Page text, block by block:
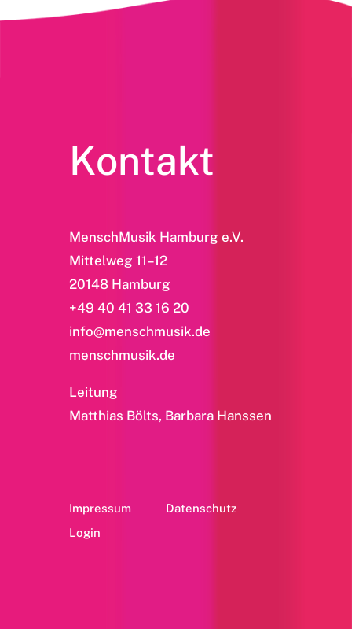
Kontakt
MenschMusik Hamburg e.V.
Mittelweg 11–12
20148 Hamburg
+49 40 41 33 16 20
info@menschmusik.de
menschmusik.de
Leitung
Matthias Bölts, Barbara Hanssen
Impressum
Datenschutz
Login